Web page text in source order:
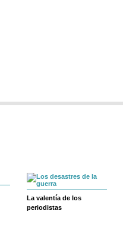
La valentía de los
periodistas